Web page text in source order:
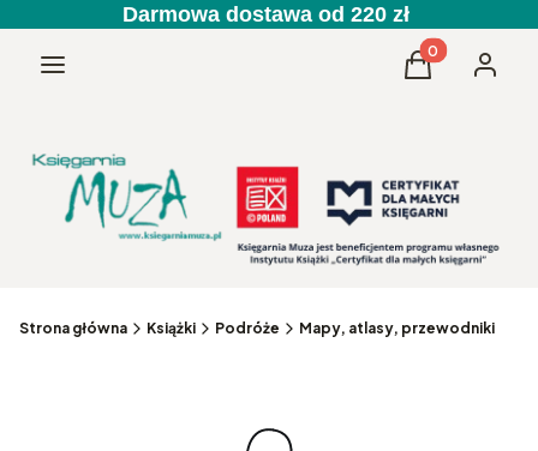
Darmowa dostawa od 220 zł
Menu Produkty w
Koszyk
Strona główna Książki Podróże Mapy, atlasy, przewodniki